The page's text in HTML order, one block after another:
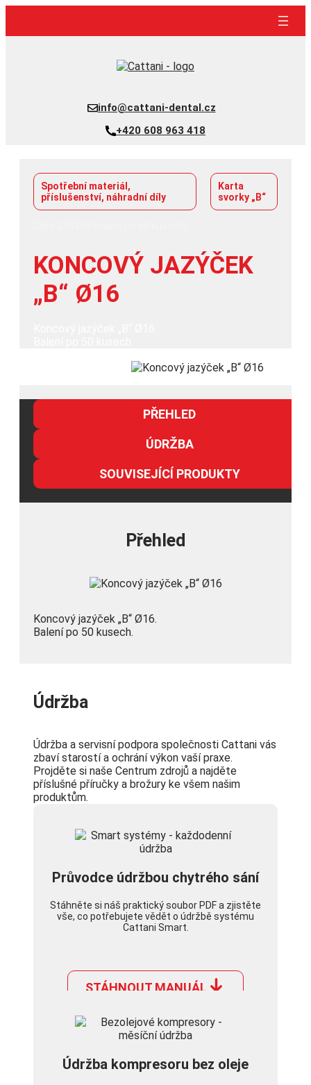
obsah
info@cattani-dental.cz
+420 608 963 418
Spotřební materiál,
příslušenství, náhradní díly
Karta
svorky „B“
KONCOVÝ JAZÝČEK
„B“ Ø16
PŘEHLED
ÚDRŽBA
SOUVISEJÍCÍ PRODUKTY
Přehled
Koncový jazýček „B“ Ø16.
Balení po 50 kusech.
Údržba
Údržba a servisní podpora společnosti Cattani vás
zbaví starostí a ochrání výkon vaší praxe.
Projděte si naše Centrum zdrojů a najděte
příslušné příručky a brožury ke všem našim
produktům.
Průvodce údržbou chytrého sání
Stáhněte si náš praktický soubor PDF a zjistěte
vše, co potřebujete vědět o údržbě systému
Cattani Smart.
STÁHNOUT MANUÁL
Údržba kompresoru bez oleje